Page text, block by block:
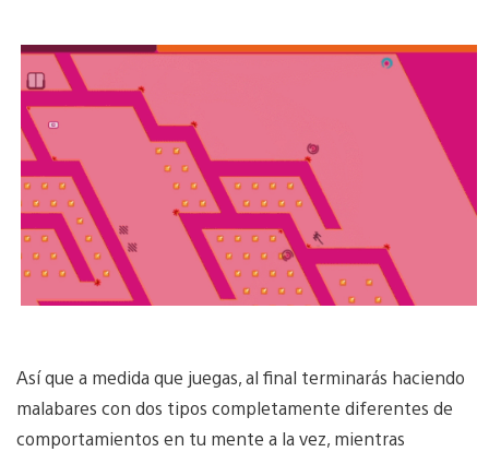
Así que a medida que juegas, al final terminarás haciendo
malabares con dos tipos completamente diferentes de
comportamientos en tu mente a la vez, mientras